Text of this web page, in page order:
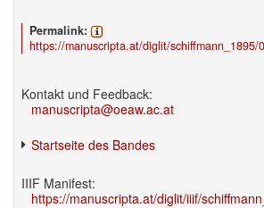
Permalink:
https://manuscripta.at/diglit/schiffmann_1895/
Kontakt und Feedback:
manuscripta@oeaw.ac.at
Startseite des Bandes
IIIF Manifest:
https://manuscripta.at/diglit/iiif/